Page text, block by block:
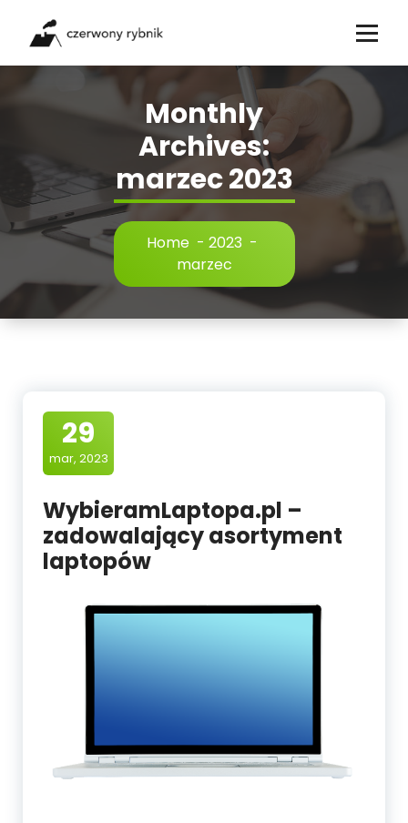
content
Monthly
Archives:
marzec 2023
Home - 2023 -
marzec
29
mar, 2023
WybieramLaptopa.pl –
zadowalający asortyment
laptopów